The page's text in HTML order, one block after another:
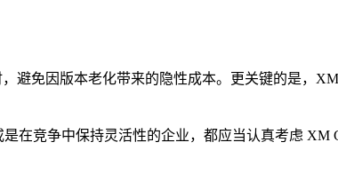
避免因版本老化带来的隐性成本。更关键的是，
在竞争中保持灵活性的企业，都应当认真考虑